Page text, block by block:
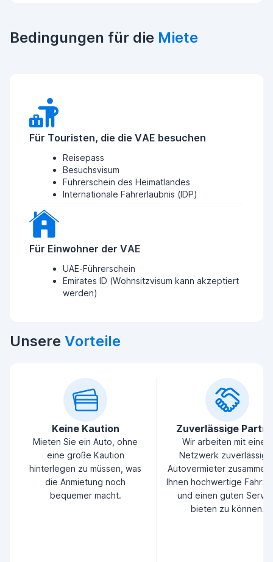
Bedingungen für die Miete
Für Touristen, die die VAE besuchen
Reisepass
Besuchsvisum
Führerschein des Heimatlandes
Internationale Fahrerlaubnis (IDP)
Für Einwohner der VAE
UAE-Führerschein
Emirates ID (Wohnsitzvisum kann akzeptiert
werden)
Unsere Vorteile
Keine Kaution
Mieten Sie ein Auto, ohne
eine große Kaution
hinterlegen zu müssen, was
die Anmietung noch
bequemer macht.
Zuverlässige
Wir arbeiten mit einem
Netzwerk
Autovermieter
Ihnen hochwertige
und einen guten
bieten zu können.